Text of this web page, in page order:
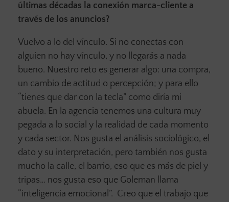
últimas décadas la conexión marca-cliente a
través de los anuncios?
Vuelvo a lo del vínculo. Si no conectas con
alguien no hay vínculo, y no llegarás a nada
bueno. Nuestro reto es generar algo: una compra,
un cambio de actitud o percepción; y para ello
“tienes que dar con la tecla” como diría mi
abuela. En la agencia tenemos una cultura muy
pegada a lo social y la realidad de cada momento
y cada sector. Nos gusta el análisis sociológico, el
dato y su interpretación, pero también nos gusta
mucho la calle, el barrio, eso que es más de piel y
tripas… nos gusta eso que Goleman llama
“inteligencia emocional”. Creo que el trabajo que